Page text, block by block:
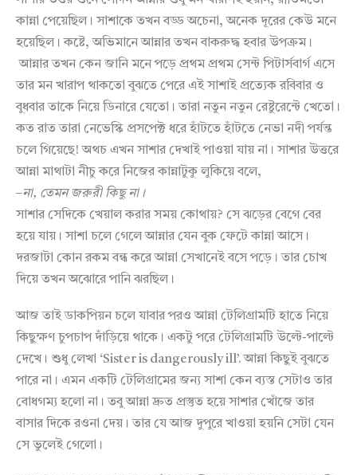
কান্না পেয়েছিল। সাশাকে তখন বড্ড অচেনা, অনেক দূরের কেউ মনে
হয়েছিল। কষ্টে, অভিমানে আন্নার তখন বাকরুদ্ধ হবার উপক্রম।
আন্নার তখন কেন জানি মনে পড়ে প্রথম প্রথম সেন্ট পিটার্সবার্গ এসে
তার মন খারাপ থাকতো বুঝতে পেরে এই সাশাই প্রত্যেক রবিবার ও
বুধবার তাকে নিয়ে ডিনারে যেতো। তারা নতুন নতুন রেষ্টুরেন্টে খেতো।
কত রাত তারা নেভেস্কি প্রসপেক্ট ধরে হাঁটতে হাঁটতে নেভা নদী পর্যন্ত
চলে গিয়েছে! অথচ এখন সাশার দেখাই পাওয়া যায় না। সাশার উত্তরে
আন্না মাথাটা নীচু করে নিজের কান্নাটুকু লুকিয়ে বলে,
–না, তেমন জরুরী কিছু না।
সাশার সেদিকে খেয়াল করার সময় কোথায়? সে ঝড়ের বেগে বের
হয়ে যায়। সাশা চলে গেলে আন্নার যেন বুক ফেটে কান্না আসে।
দরজাটা কোন রকম বন্ধ করে আন্না সেখানেই বসে পড়ে। তার চোখ
দিয়ে তখন অঝোরে পানি ঝরছিল।
আজ তাই ডাকপিয়ন চলে যাবার পরও আন্না টেলিগ্রামটি হাতে নিয়ে
কিছুক্ষণ চুপচাপ দাঁড়িয়ে থাকে। একটু পরে টেলিগ্রামটি উল্টে-পাল্টে
দেখে। শুধু লেখা ‘Sister is dangerously ill’. আন্না কিছুই বুঝতে
পারে না। এমন একটি টেলিগ্রামের জন্য সাশা কেন ব্যস্ত সেটাও তার
বোধগম্য হলো না। তবু আন্না দ্রুত প্রস্তুত হয়ে সাশার খোঁজে তার
বাসার দিকে রওনা দেয়। তার যে আজ দুপুরে খাওয়া হয়নি সেটা যেন
সে ভুলেই গেলো।